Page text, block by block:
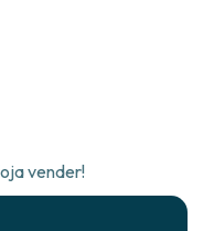
vender!